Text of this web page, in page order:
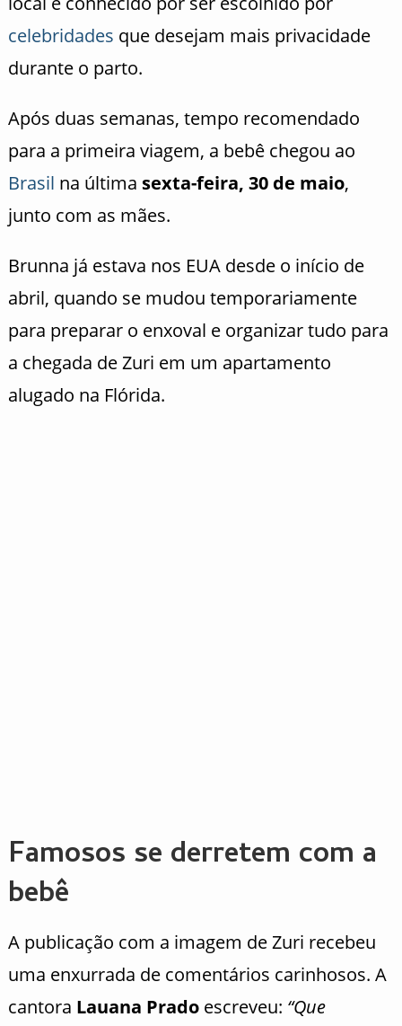
celebridades que desejam mais privacidade
durante o parto.
Após duas semanas, tempo recomendado
para a primeira viagem, a bebê chegou ao
Brasil na última sexta-feira, 30 de maio,
junto com as mães.
Brunna já estava nos EUA desde o início de
abril, quando se mudou temporariamente
para preparar o enxoval e organizar tudo para
a chegada de Zuri em um apartamento
alugado na Flórida.
Famosos se derretem com a
bebê
A publicação com a imagem de Zuri recebeu
uma enxurrada de comentários carinhosos. A
cantora Lauana Pradoescreveu: “Que